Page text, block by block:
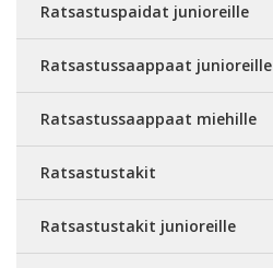
Ratsastuspaidat junioreille
Ratsastussaappaat junioreille
Ratsastussaappaat miehille
Ratsastustakit
Ratsastustakit junioreille